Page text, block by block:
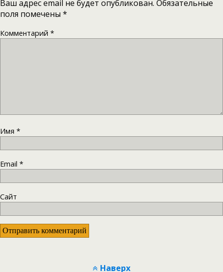
Ваш адрес email не будет опубликован. Обязательные
поля помечены *
Комментарий *
Имя *
Email *
Сайт
Наверх